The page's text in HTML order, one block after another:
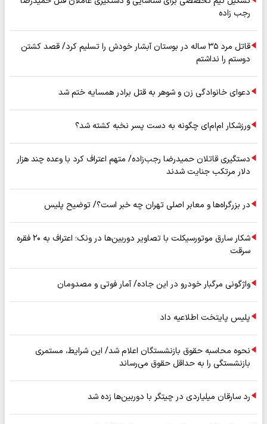
رجب زاده
قاتل مرد ۳۵ ساله در بوستان آبشار خودش را تسلیم کرد/ قصد کشتن
دوستم را نداشتم
دعوای خانوادگی زن و شوهر به قتل برادر همسایه ختم شد
ورزشکار ام‌ام‌ای چگونه به دست پسر نخبه کشته شد؟
دستگیری قاتلان حمیدرضا رجب‌زاده/ متهم اعتراف کرد با وعده چند هزار
دلار مرتکب جنایت شدند
در بزرگراه‌ها و معابر اصلی تهران چه خبر است؟/ توضیح پلیس
شکار سارق موتورسیکلت با تصاویر دوربین‌ها در ونک؛ اعتراف به ۲۰ فقره
سرقت
واژگونی مرگبار خودرو در این جاده/ آمار فوتی و مصدومان
پلیس پایتخت اطلاعیه داد
نحوه محاسبه حقوق بازنشستگان اعلام شد/ این شرایط، مستمری
بازنشستگی را به حداقل حقوق می‌رساند
رد سارقان میلیاردی در چیتگر با دوربین‌ها زده شد